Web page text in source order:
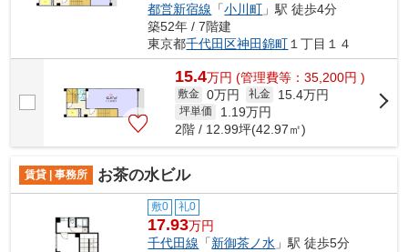
都営新宿線 「小川町 」駅 徒歩4分
築52年 / 7階建
東京都千代田区神田錦町 １丁目１４
15.4万円 (管理費等：35,200円 )
敷金 0万円 礼金 15.4万円
坪単価 1.19万円
2階 / 12.99坪(42.97㎡)
賃貸 | 事務所 お茶の水ビル
敷0 礼0
17.93万円
千代田線 「新御茶ノ水 」駅 徒歩5分